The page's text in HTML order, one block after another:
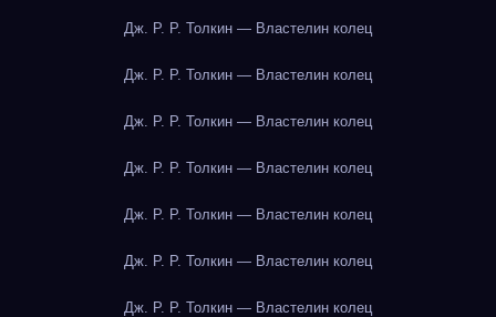
Дж. Р. Р. Толкин — Властелин колец
Дж. Р. Р. Толкин — Властелин колец
Дж. Р. Р. Толкин — Властелин колец
Дж. Р. Р. Толкин — Властелин колец
Дж. Р. Р. Толкин — Властелин колец
Дж. Р. Р. Толкин — Властелин колец
Дж. Р. Р. Толкин — Властелин колец